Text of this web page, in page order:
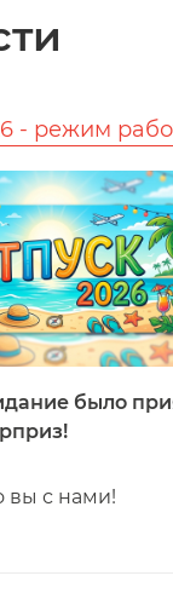
- режим
было
вы с нами!